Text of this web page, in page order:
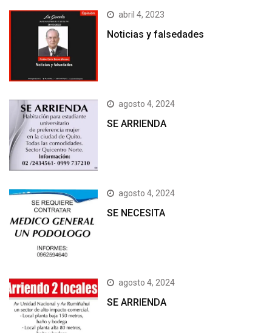
abril 4, 2023
Noticias y falsedades
agosto 4, 2024
SE ARRIENDA
agosto 4, 2024
SE NECESITA
agosto 4, 2024
SE ARRIENDA